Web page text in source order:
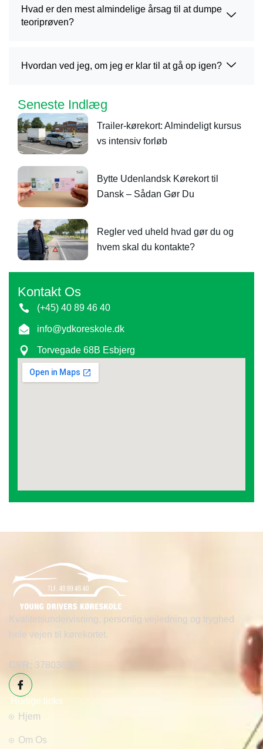
Hvad er den mest almindelige årsag til at dumpe
teoriprøven?
Hvordan ved jeg, om jeg er klar til at gå op igen?
Kontakt Os
(+45) 40 89 46 40
info@ydkoreskole.dk
Torvegade 68B Esbjerg
Seneste Indlæg
Trailer-kørekort: Almindeligt kursus
vs intensiv forløb
Bytte Udenlandsk Kørekort til
Dansk – Sådan Gør Du
Regler ved uheld hvad gør du og
hvem skal du kontakte?
Kvalitetsundervisning, personlig vejledning og tryghed
hele vejen til kørekortet.
CVR: 37803626
Hurtige links
Hjem
Om Os